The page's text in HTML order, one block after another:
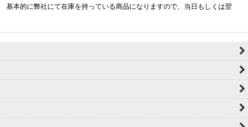
本的に弊社にて在庫を持っている商品になりますので、当日もしくは翌